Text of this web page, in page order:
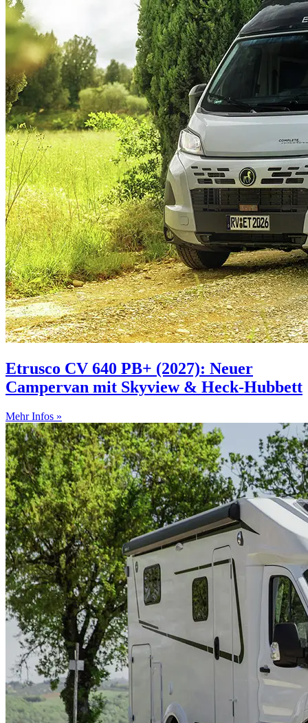
Etrusco CV 640 PB+ (2027): Neuer
Campervan mit Skyview & Heck-Hubbett
Mehr Infos »